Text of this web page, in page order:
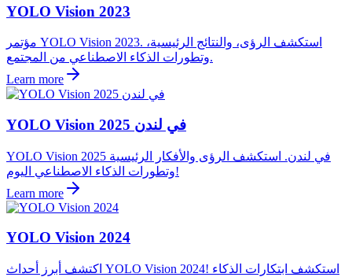
YOLO Vision 2023
مؤتمر YOLO Vision 2023. استكشف الرؤى، والنتائج الرئيسية،
وتطورات الذكاء الاصطناعي من المجتمع.
Learn more
YOLO Vision 2025 في لندن
YOLO Vision 2025 في لندن. استكشف الرؤى والأفكار الرئيسية
وتطورات الذكاء الاصطناعي اليوم!
Learn more
YOLO Vision 2024
اكتشف أبرز أحداث YOLO Vision 2024! استكشف ابتكارات الذكاء